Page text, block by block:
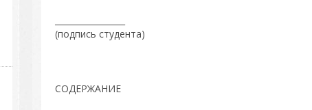
(подпись студента)
СОДЕРЖАНИЕ